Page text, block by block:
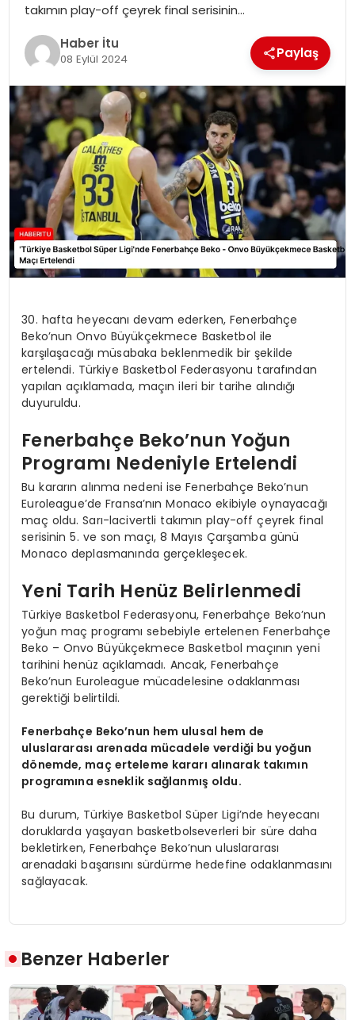
takımın play-off çeyrek final serisinin…
Haber İtu
08 Eylül 2024 Paylaş
30. hafta heyecanı devam ederken, Fenerbahçe
Beko’nun Onvo Büyükçekmece Basketbol ile
karşılaşacağı müsabaka beklenmedik bir şekilde
ertelendi. Türkiye Basketbol Federasyonu tarafından
yapılan açıklamada, maçın ileri bir tarihe alındığı
duyuruldu.
Fenerbahçe Beko’nun Yoğun
Programı Nedeniyle Ertelendi
Bu kararın alınma nedeni ise Fenerbahçe Beko’nun
Euroleague’de Fransa’nın Monaco ekibiyle oynayacağı
maç oldu. Sarı-lacivertli takımın play-off çeyrek final
serisinin 5. ve son maçı, 8 Mayıs Çarşamba günü
Monaco deplasmanında gerçekleşecek.
Yeni Tarih Henüz Belirlenmedi
Türkiye Basketbol Federasyonu, Fenerbahçe Beko’nun
yoğun maç programı sebebiyle ertelenen Fenerbahçe
Beko – Onvo Büyükçekmece Basketbol maçının yeni
tarihini henüz açıklamadı. Ancak, Fenerbahçe
Beko’nun Euroleague mücadelesine odaklanması
gerektiği belirtildi.
Fenerbahçe Beko’nun hem ulusal hem de
uluslararası arenada mücadele verdiği bu yoğun
dönemde, maç erteleme kararı alınarak takımın
programına esneklik sağlanmış oldu.
Bu durum, Türkiye Basketbol Süper Ligi’nde heyecanı
doruklarda yaşayan basketbolseverleri bir süre daha
bekletirken, Fenerbahçe Beko’nun uluslararası
arenadaki başarısını sürdürme hedefine odaklanmasını
sağlayacak.
Benzer Haberler